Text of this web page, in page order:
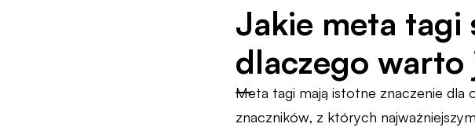
Jakie meta
dlaczego warto
Meta tagi mają istotne znaczenie dla
znaczników, z których